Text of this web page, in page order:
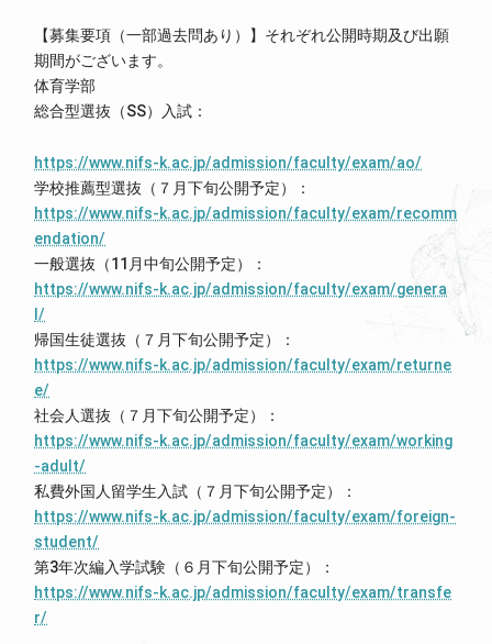
【募集要項（一部過去問あり）】それぞれ公開時期及び出願
期間がございます。
体育学部
総合型選抜（SS）入試：
https://www.nifs-k.ac.jp/admission/faculty/exam/ao/
学校推薦型選抜（７月下旬公開予定）：
https://www.nifs-k.ac.jp/admission/faculty/exam/recomm
endation/
一般選抜（11月中旬公開予定）：
https://www.nifs-k.ac.jp/admission/faculty/exam/genera
l/
帰国生徒選抜（７月下旬公開予定）：
https://www.nifs-k.ac.jp/admission/faculty/exam/returne
e/
社会人選抜（７月下旬公開予定）：
https://www.nifs-k.ac.jp/admission/faculty/exam/working
-adult/
私費外国人留学生入試（７月下旬公開予定）：
https://www.nifs-k.ac.jp/admission/faculty/exam/foreign-
student/
第3年次編入学試験（６月下旬公開予定）：
https://www.nifs-k.ac.jp/admission/faculty/exam/transfe
r/